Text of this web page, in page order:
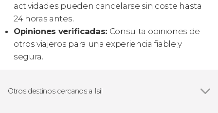
actividades pueden cancelarse sin coste hasta
24 horas antes.
Opiniones verificadas: Consulta opiniones de
otros viajeros para una experiencia fiable y
segura.
Otros destinos cercanos a Isil